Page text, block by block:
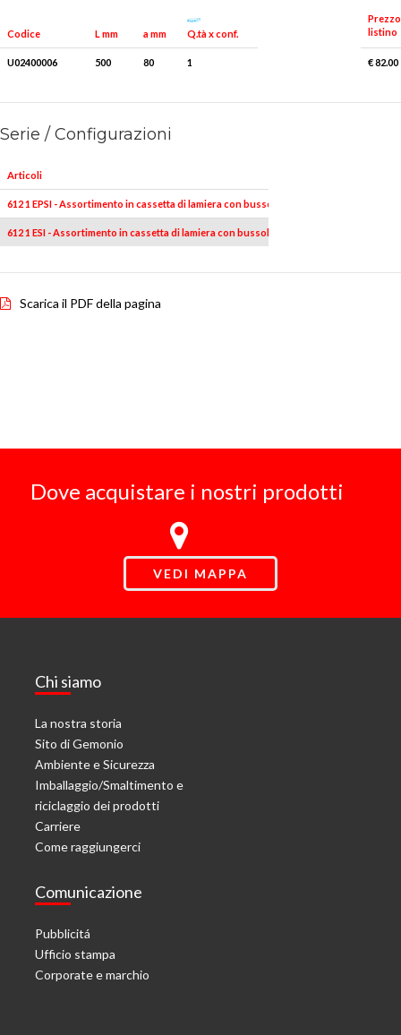
Codice L mm a mm Q.tà x conf.
Prezzo
listino
U02400006 500 80 1 € 82.00
Serie / Configurazioni
Articoli
612 1 EPSI - Assortimento in cassetta di lamiera con bussole esagonali (12 pz)
612 1 ESI - Assortimento in cassetta di lamiera con bussole esagonali (12 pz)
Scarica il PDF della pagina
Dove acquistare i nostri prodotti
VEDI MAPPA
Chi siamo
La nostra storia
Sito di Gemonio
Ambiente e Sicurezza
Imballaggio/Smaltimento e
riciclaggio dei prodotti
Carriere
Come raggiungerci
Comunicazione
Pubblicitá
Ufficio stampa
Corporate e marchio